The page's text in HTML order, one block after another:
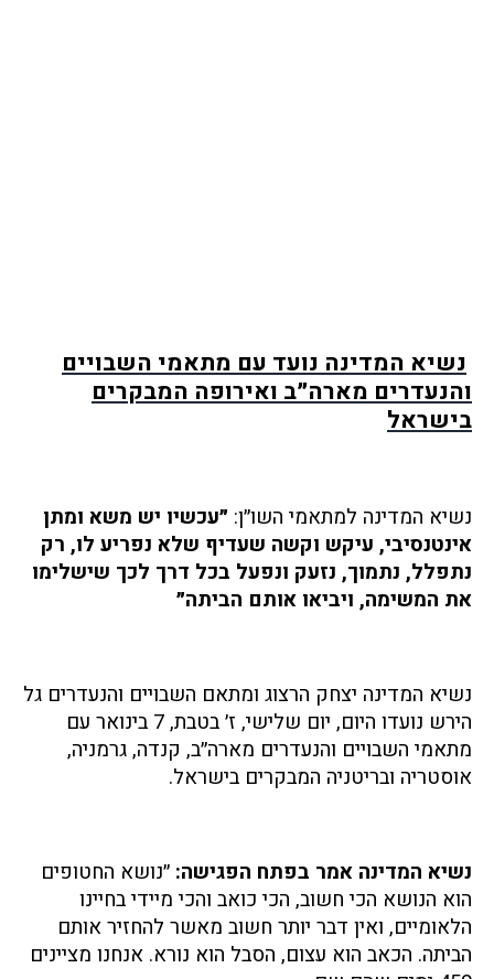
נשיא המדינה נועד עם מתאמי השבויים
והנעדרים מארה״ב ואירופה המבקרים
בישראל
נשיא המדינה למתאמי השו״ן: ״עכשיו יש משא ומתן
אינטנסיבי, עיקש וקשה שעדיף שלא נפריע לו, רק
נתפלל, נתמוך, נזעק ונפעל בכל דרך לכך שישלימו
את המשימה, ויביאו אותם הביתה״
נשיא המדינה יצחק הרצוג ומתאם השבויים והנעדרים גל
הירש נועדו היום, יום שלישי, ז׳ בטבת, 7 בינואר עם
מתאמי השבויים והנעדרים מארה״ב, קנדה, גרמניה,
אוסטריה ובריטניה המבקרים בישראל.
נשיא המדינה אמר בפתח הפגישה: ״נושא החטופים
הוא הנושא הכי חשוב, הכי כואב והכי מיידי בחיינו
הלאומיים, ואין דבר יותר חשוב מאשר להחזיר אותם
הביתה. הכאב הוא עצום, הסבל הוא נורא. אנחנו מציינים